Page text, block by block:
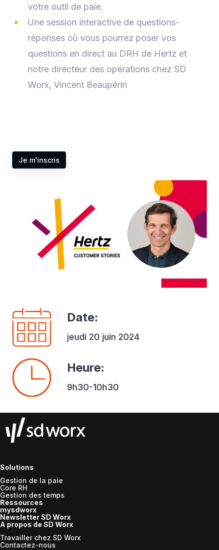
votre outil de paie.
Une session interactive de questions-
réponses où vous pourrez poser vos
questions en direct au DRH de Hertz et
notre directeur des opérations chez SD
Worx, Vincent Beaupérin
Je m'inscris
Date:
jeudi 20 juin 2024
Heure:
9h30-10h30
Solutions
Gestion de la paie
Core RH
Gestion des temps
Ressources
mysdworx
Newsletter SD Worx
A propos de SD Worx
Travailler chez SD Worx
Contactez-nous